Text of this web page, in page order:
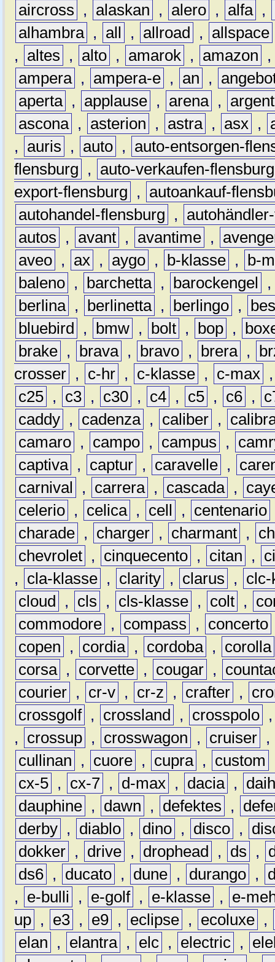
aircross
, alaskan , alero , alfa ,
alhambra , all , allroad , allspace
,
altes , alto , amarok , amazon
ampera , ampera-e , an ,
aperta , applause , arena ,
ascona , asterion , astra , asx ,
,
auris , auto ,
auto-entsorgen-
flensburg
,
auto-verkaufen-flensburg
export-flensburg
,
autoankauf-
autohandel-flensburg
,
autos
, avant , avantime ,
aveo , ax , aygo , b-klasse ,
b-
baleno , barchetta , barockengel
berlina , berlinetta , berlingo ,
bluebird
, bmw , bolt , bop ,
brake , brava , bravo , brera ,
crosser , c-hr , c-klasse , c-max
c25 , c3 , c30 , c4 , c5 , c6 ,
caddy , cadenza , caliber ,
camaro , campo , campus ,
captiva , captur , caravelle ,
carnival
, carrera , cascada ,
celerio , celica , cell , centenario
charade , charger , charmant ,
chevrolet , cinquecento , citan ,
,
cla-klasse , clarity , clarus ,
clc-
cloud
, cls , cls-klasse , colt ,
commodore , compass , concerto
copen
, cordia , cordoba ,
corolla
corsa , corvette , cougar ,
courier , cr-v , cr-z , crafter ,
crossgolf , crossland , crosspolo
,
crossup , crosswagon , cruiser ,
cullinan
, cuore , cupra , custom
cx-5 , cx-7 , d-max , dacia ,
dauphine , dawn , defektes ,
derby , diablo , dino , disco ,
dokker , drive , drophead , ds ,
ds6 , ducato , dune , durango ,
,
e-bulli , e-golf , e-klasse ,
e-
up , e3 , e9 , eclipse , ecoluxe ,
elan
, elantra , elc , electric ,